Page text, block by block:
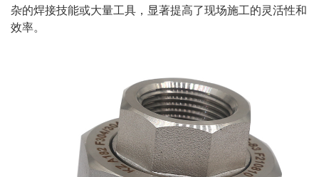
杂的焊接技能或大量工具，显著提高了现场施工的灵活性和
效率。